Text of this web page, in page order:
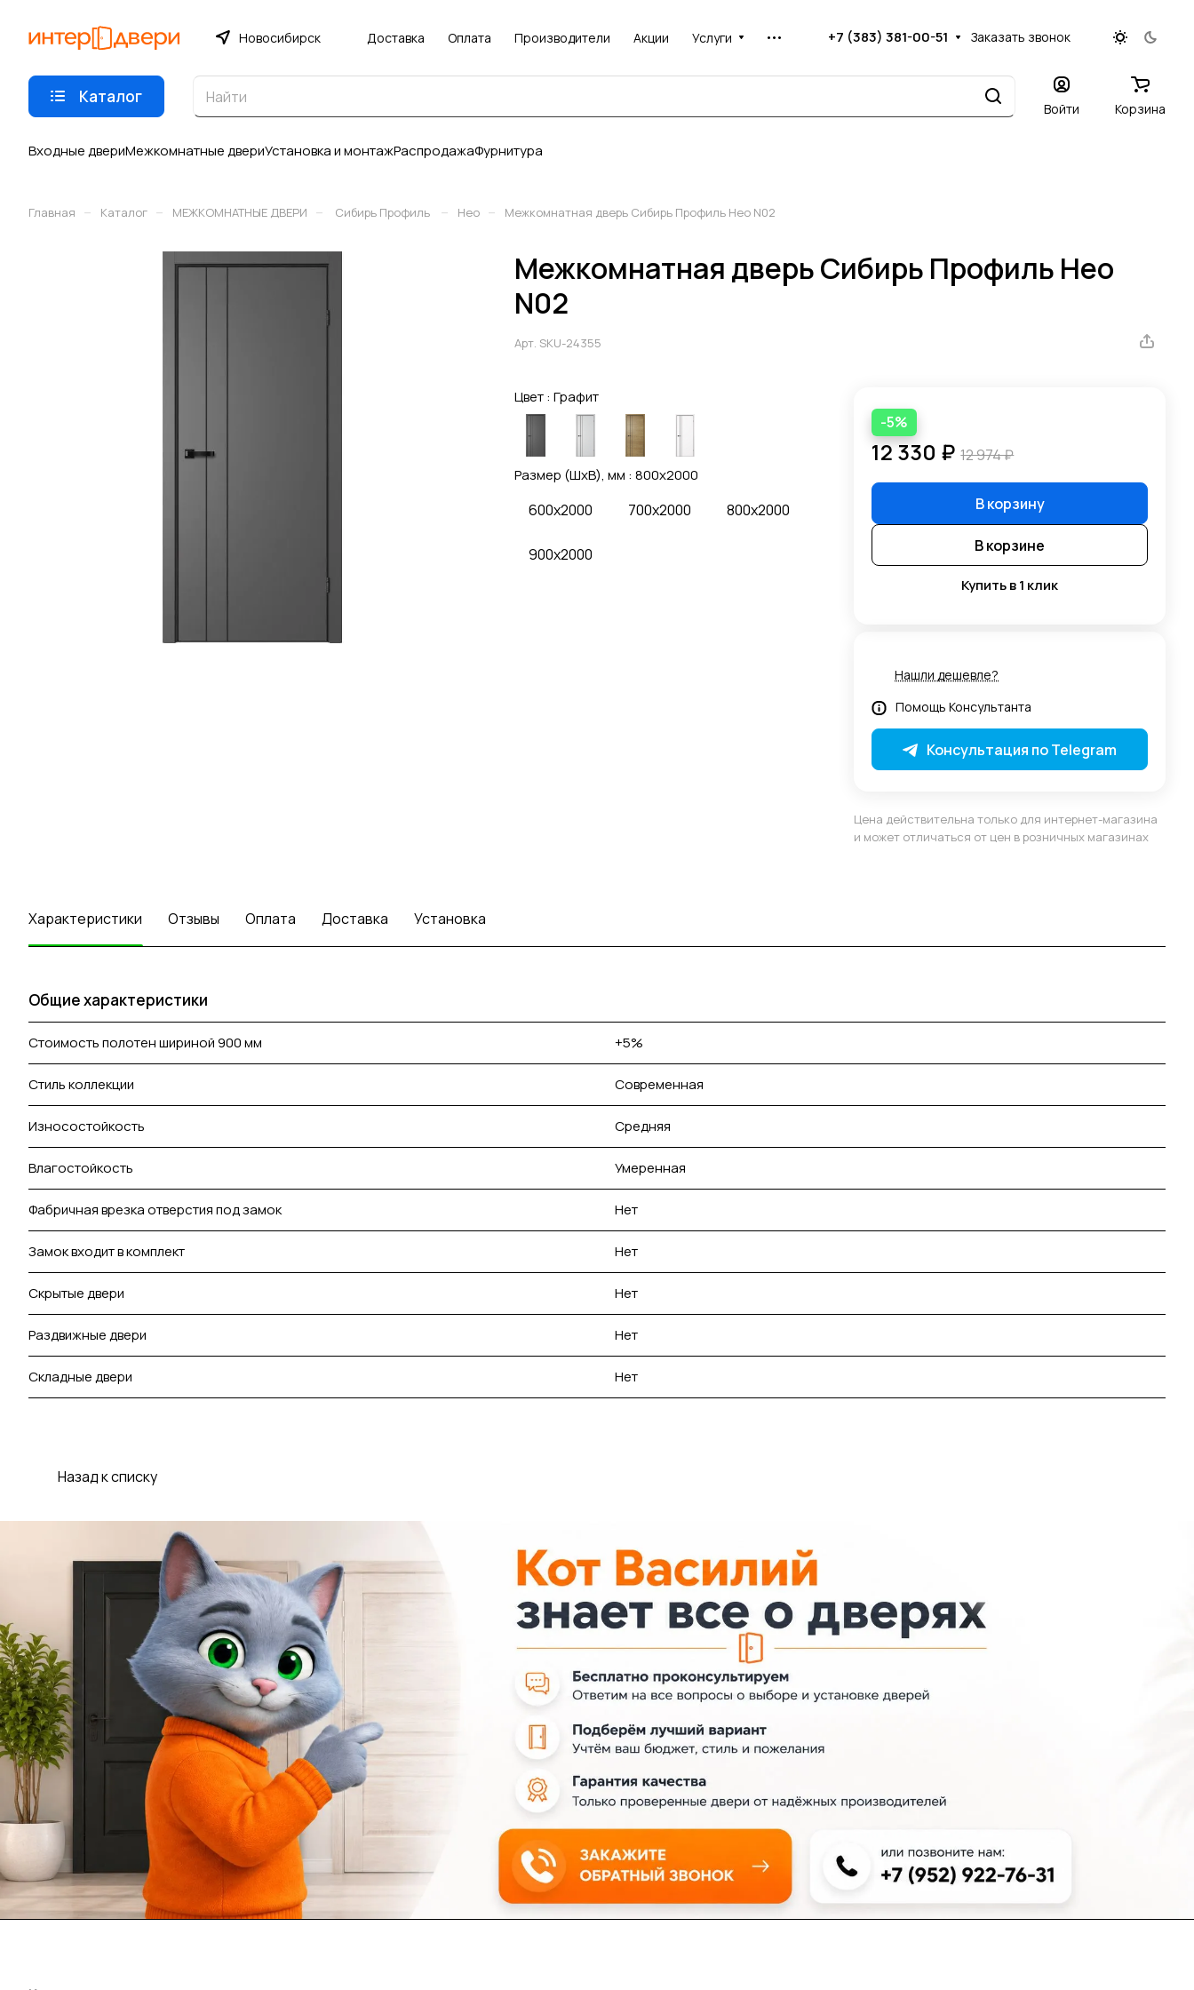
Новосибирск Доставка Оплата Производители Акции Услуги +7 (383) 381-00-51 Заказать звонок
Каталог
Войти Корзина
Входные двериМежкомнатные двериУстановка и монтажРаспродажаФурнитура
Главная – Каталог – МЕЖКОМНАТНЫЕ ДВЕРИ – Сибирь Профиль – Нео – Межкомнатная дверь Сибирь Профиль Нео N02
Межкомнатная дверь Сибирь Профиль Нео
N02
Арт. SKU-24355
Цвет : Графит
Размер (ШхВ), мм : 800x2000
600x2000 700x2000 800x2000
900x2000
-5%
12 330 ₽ 12 974 ₽
В корзину
В корзине
Купить в 1 клик
Нашли дешевле?
Помощь Консультанта
Консультация по Telegram
Цена действительна только для интернет-магазина
и может отличаться от цен в розничных магазинах
Характеристики Отзывы Оплата Доставка Установка
Общие характеристики
Стоимость полотен шириной 900 мм +5%
Стиль коллекции Современная
Износостойкость Средняя
Влагостойкость Умеренная
Фабричная врезка отверстия под замок Нет
Замок входит в комплект Нет
Скрытые двери Нет
Раздвижные двери Нет
Складные двери Нет
Назад к списку